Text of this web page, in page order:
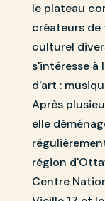
le plateau
créateurs de
culturel
s'intéresse à
d'art :
Après
elle
région
Centre